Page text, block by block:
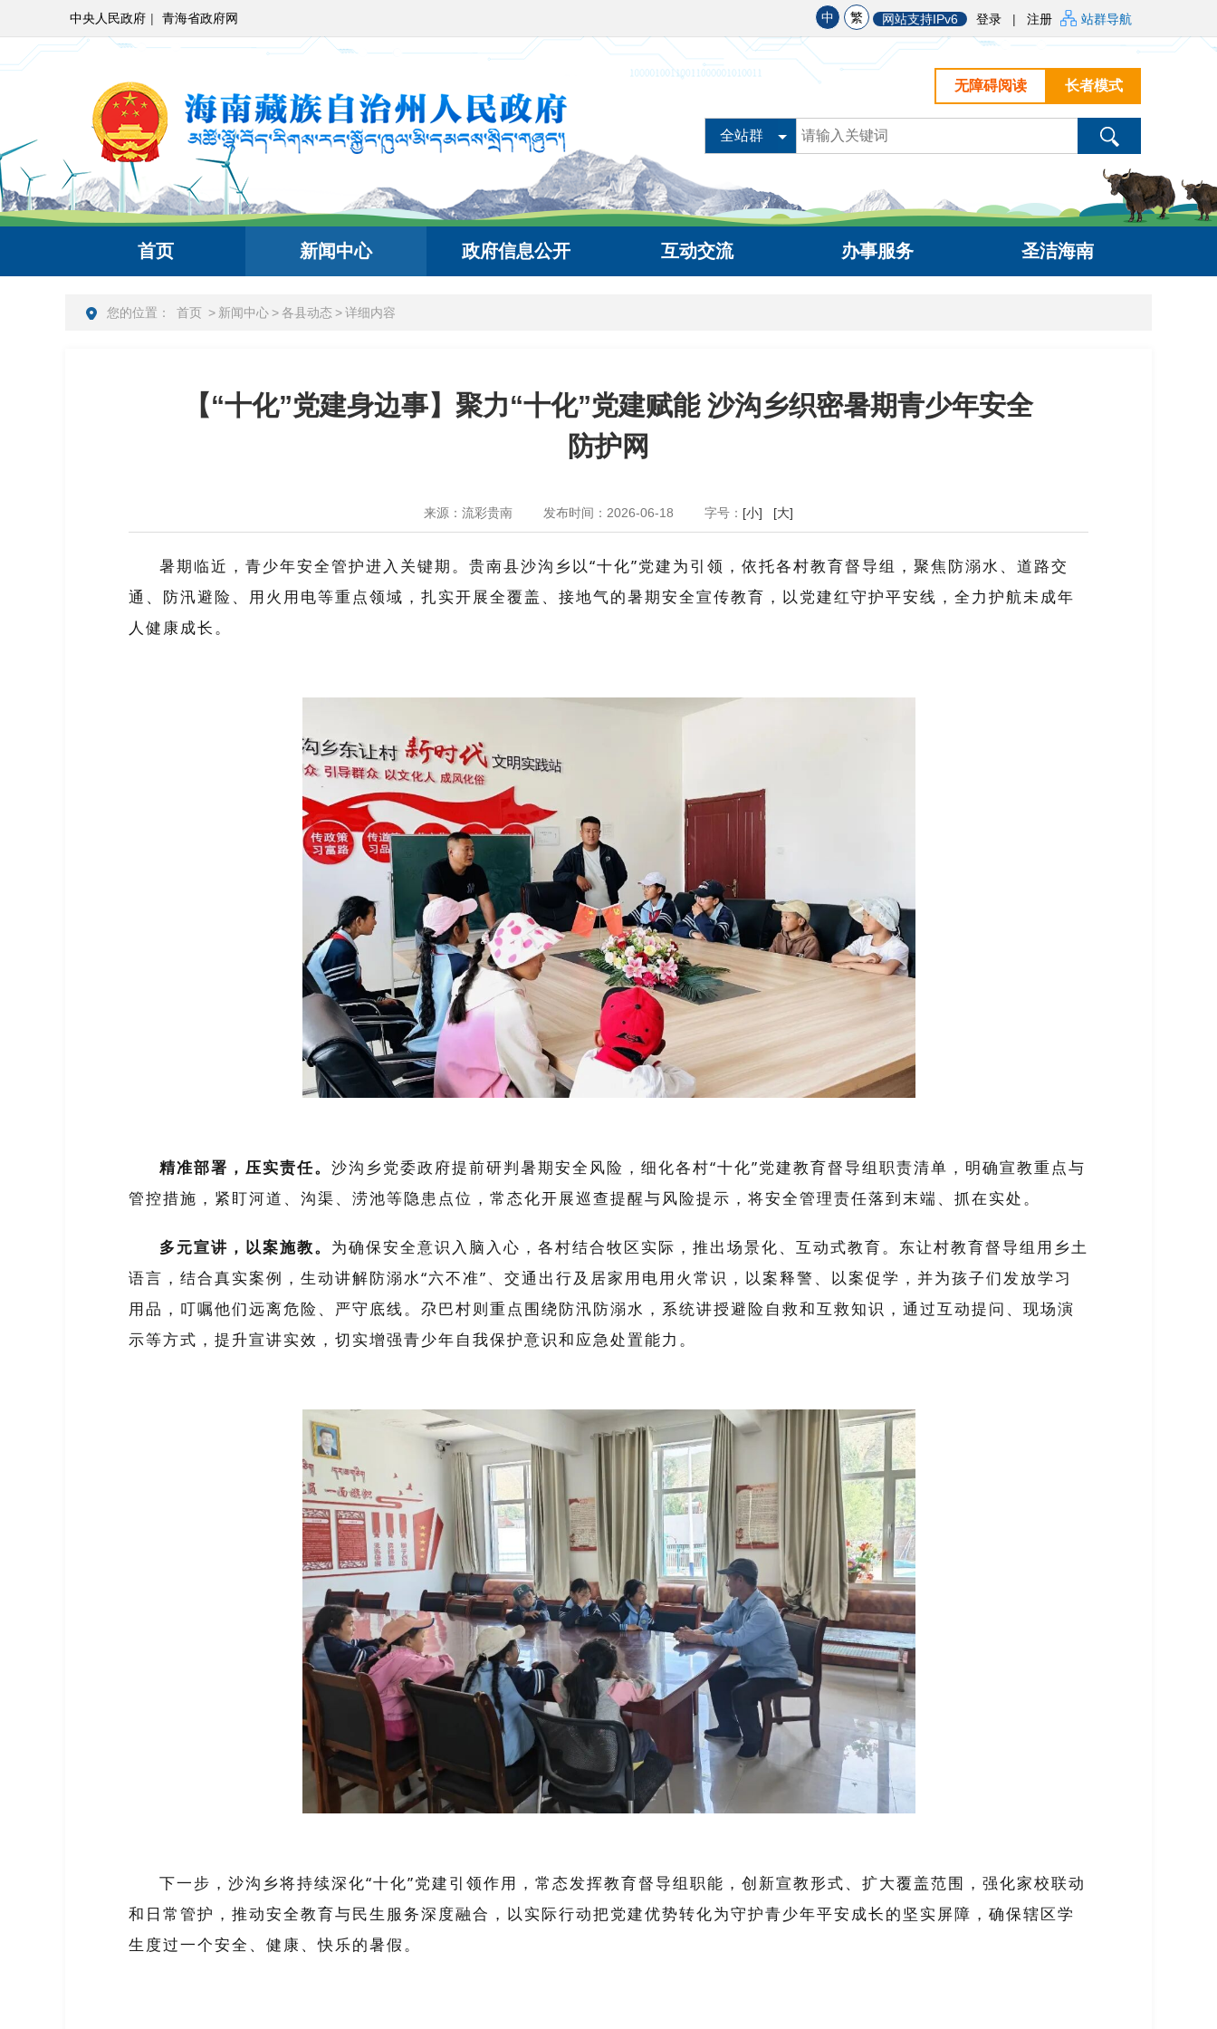
中 繁 网站支持IPv6 登录 | 注册 站群导航
中央人民政府 | 青海省政府网
长者模式
无障碍阅读
全站群
首页 新闻中心 政府信息公开 互动交流 办事服务 圣洁海南
您的位置： 首页 > 新闻中心> 各县动态 >详细内容
【“十化”党建身边事】聚力“十化”党建赋能 沙沟乡织密暑期青少年安全
防护网
来源：流彩贵南 发布时间：2026-06-18 字号： [小] [大]
暑期临近，青少年安全管护进入关键期。贵南县沙沟乡以“十化”党建为引领， 依托各村教育督导组，聚焦防溺水、道路交
通、防汛避险、用火用电等重点领域，扎实开展全覆盖、接地气的暑期安全宣传教育，以党建红守护平安线，全力护航未成年
人健康成长。
精准部署，压实责任。 沙沟乡党委政府提前研判暑期安全风险，细化各村“十化”党建教育督导组职责清单，明确宣教重点与
管控措施，紧盯河道、沟渠、涝池等隐患点位，常态化开展巡查提醒与风险提示，将安全管理责任落到末端、抓在实处。
多元宣讲，以案施教。 为确保安全意识入脑入心，各村结合牧区实际，推出场景化、互动式教育。东让村教育督导组用乡土
语言，结合真实案例，生动讲解防溺水“六不准”、交通出行及居家用电用火常识，以案释警、以案促学，并为孩子们发放学习
用品，叮嘱他们远离危险、严守底线。尕巴村则重点围绕防汛防溺水，系统讲授避险自救和互救知识，通过互动提问、现场演
示等方式，提升宣讲实效，切实增强青少年自我保护意识和应急处置能力。
下一步，沙沟乡将持续深化“十化”党建引领作用，常态发挥教育督导组职能，创新宣教形式、扩大覆盖范围，强化家校联动
和日常管护，推动安全教育与民生服务深度融合，以实际行动把党建优势转化为守护青少年平安成长的坚实屏障，确保辖区学
生度过一个安全、健康、快乐的暑假。